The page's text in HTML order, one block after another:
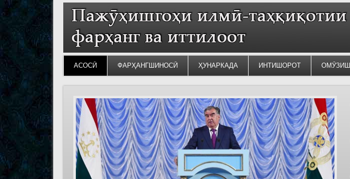
АСОСӢ ФАРҲАНГШИНОСӢ ҲУНАРКАДА ИНТИШОРОТ ОМӮЗИШ